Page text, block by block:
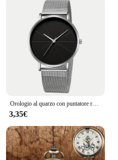
Orologio al quarzo con puntatore rotondo Casual orologio da polso con cinturino in maglia analogico con quadrante Geo grande per donna uomo
3,35€